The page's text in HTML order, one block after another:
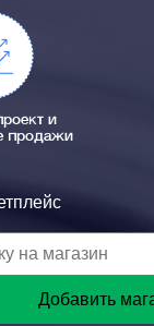
и
продажи
Добавить